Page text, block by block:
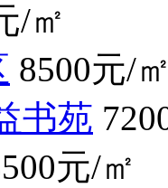
/㎡
8500元/
书苑
元/㎡